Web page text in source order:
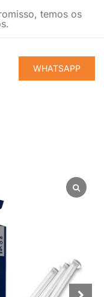
temos os
WHATSAPP